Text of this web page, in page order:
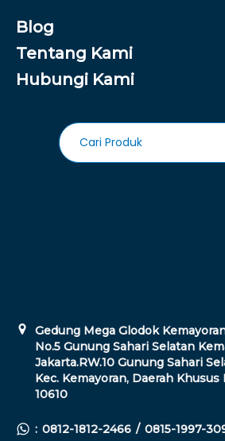
Blog
Tentang Kami
Hubungi Kami
Gedung Mega Glodok
No.5 Gunung Sahari Selatan
Jakarta.RW.10 Gunung Sahari
Kec. Kemayoran, Daerah
10610
: 0812-1812-2466 / 0815-1997-